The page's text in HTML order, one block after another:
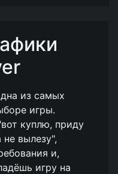
из самых
игры.
куплю, приду
вылезу",
и,
игру на